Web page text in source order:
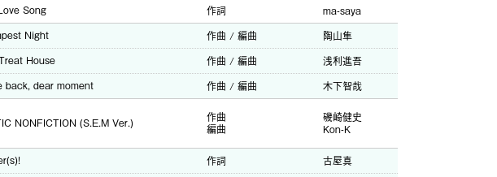
Song 作詞 ma-saya
Night 作曲 / 編曲
陶山隼
House 作曲 / 編曲
浅利進吾
back, dear moment 作曲 / 編曲 木下智哉
NONFICTION (S.E.M Ver.) 作曲
磯崎健史
編曲
Kon-K
作詞
古屋真